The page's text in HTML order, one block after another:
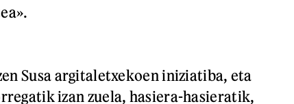
Susa argitaletxekoen iniziatiba, eta
izan zuela, hasiera-hasieratik,